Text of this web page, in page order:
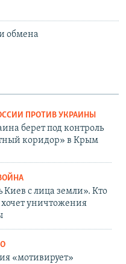
обмена
ПРОТИВ УКРАИНЫ
берет под контроль
коридор» в Крым
Киев с лица земли». Кто
уничтожения
«мотивирует»